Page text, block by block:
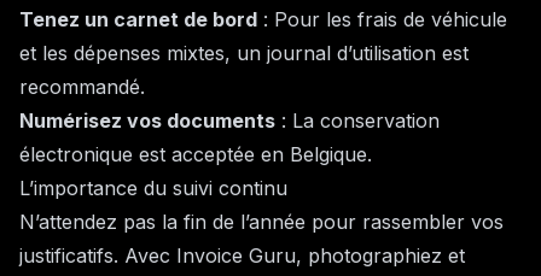
Tenez un carnet de bord : Pour les frais de véhicule
et les dépenses mixtes, un journal d’utilisation est
recommandé.
Numérisez vos documents : La conservation
électronique est acceptée en Belgique.
L’importance du suivi continu
N’attendez pas la fin de l’année pour rassembler vos
justificatifs. Avec Invoice Guru, photographiez et